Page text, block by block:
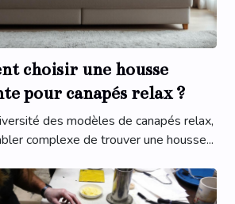
choisir une housse
pour canapés relax ?
des modèles de canapés relax,
complexe de trouver une housse...